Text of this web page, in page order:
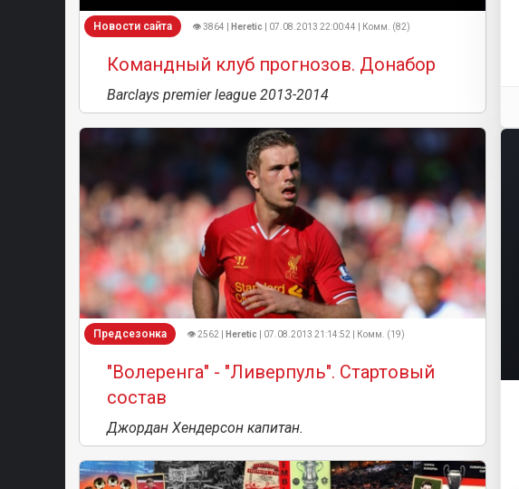
Новости сайта 👁 3864 | Heretic | 07.08.2013 22:00:44 | Комм. (82)
Командный клуб прогнозов. Донабор
Barclays premier league 2013-2014
Предсезонка 👁 2562 | Heretic | 07.08.2013 21:14:52 | Комм. (19)
"Волеренга" - "Ливерпуль". Стартовый
состав
Джордан Хендерсон капитан.